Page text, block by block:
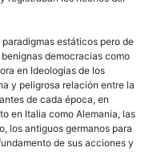
estáticos pero de
democracias como
en Ideologías de los
y peligrosa relación entre la
de cada época, en
en Italia como Alemania, las
los antiguos germanos para
de sus acciones y